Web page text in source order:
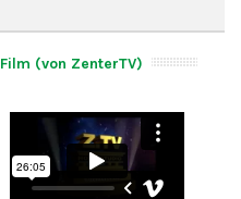
(von ZenterTV)